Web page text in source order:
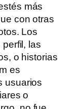
más
con otras
Los
las
o historias
es
usuarios
o